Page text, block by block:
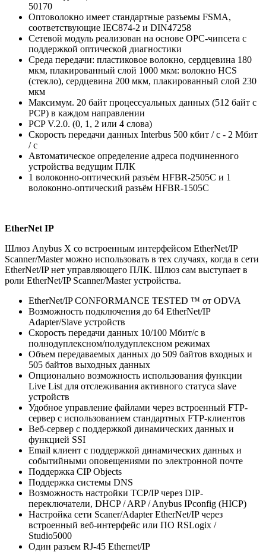
50170
Оптоволокно имеет стандартные разъемы FSMA,
соответствующие IEC874-2 и DIN47258
Сетевой модуль реализован на основе OPC-чипсета с
поддержкой оптической диагностики
Среда передачи: пластиковое волокно, сердцевина 180
мкм, плакированный слой 1000 мкм: волокно HCS
(стекло), сердцевина 200 мкм, плакированный слой 230
мкм
Максимум. 20 байт процессуальных данных (512 байт с
PCP) в каждом направлении
PCP V.2.0. (0, 1, 2 или 4 слова)
Скорость передачи данных Interbus 500 кбит / с - 2 Мбит
/ с
Автоматическое определение адреса подчиненного
устройства ведущим ПЛК
1 волоконно-оптический разъём HFBR-2505C и 1
волоконно-оптический разъём HFBR-1505C
EtherNet IP
Шлюз Anybus X со встроенным интерфейсом EtherNet/IP
Scanner/Master можно использовать в тех случаях, когда в сети
EtherNet/IP нет управляющего ПЛК. Шлюз сам выступает в
роли EtherNet/IP Scanner/Master устройства.
EtherNet/IP CONFORMANCE TESTED ™ от ODVA
Возможность подключения до 64 EtherNet/IP
Adapter/Slave устройств
Скорость передачи данных 10/100 Мбит/с в
полнодуплексном/полудуплексном режимах
Объем передаваемых данных до 509 байтов входных и
505 байтов выходных данных
Опционально возможность использования функции
Live List для отслеживания активного статуса slave
устройств
Удобное управление файлами через встроенный FTP-
сервер с использованием стандартных FTP-клиентов
Веб-сервер с поддержкой динамических данных и
функцией SSI
Email клиент с поддержкой динамических данных и
событийными оповещениями по электронной почте
Поддержка CIP Objects
Поддержка системы DNS
Возможность настройки TCP/IP через DIP-
переключатели, DHCP / ARP / Anybus IPconfig (HICP)
Настройка сети Scaner/Adapter EtherNet/IP через
встроенный веб-интерфейс или ПО RSLogix /
Studio5000
Один разъем RJ-45 Ethernet/IP